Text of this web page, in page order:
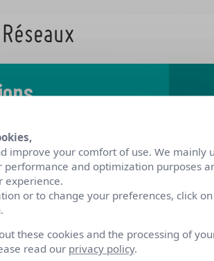
Nos partenariats
improve your comfort of use. We mainly
performance and optimization purposes
experience.
or to change your preferences, click
these cookies and the processing of
read our privacy policy.